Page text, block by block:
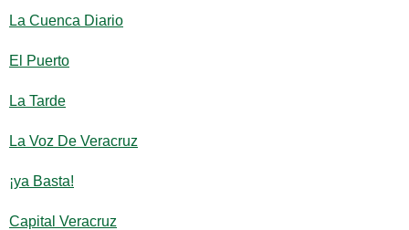
La Cuenca Diario
El Puerto
La Tarde
La Voz De Veracruz
¡ya Basta!
Capital Veracruz